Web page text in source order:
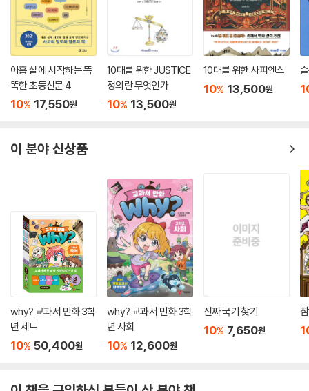
기』(2회) 『과학자와 놀자!』(6회) 『열려라, 뇌!』(12회) 『명탐정, 세계 기록
유산을 구하라』(13회) 『창덕궁에서 만나는 우리 과학』(14회) 등 숱한 화
제작을 배출했습니다. 모두 흥미로운 주제, 어린이 눈높이에 맞는 서술, 새
로운 접근 방식으로 독자들로부터 많은 사랑을 받고 있는 어린이 교양서입
니다.
아홉 살에 시작하는 똑
똑한 초등신문 4
10% 17,550원
10대를 위한 JUSTICE
정의란 무엇인가
10% 13,500원
10대를 위한 사피엔스
10% 13,500원
이 분야 신상품
why? 교과서 만화 3학
년 세트
10% 50,400원
why? 교과서 만화 3학
년 사회
10% 12,600원
진짜 국기 찾기
10% 7,650원